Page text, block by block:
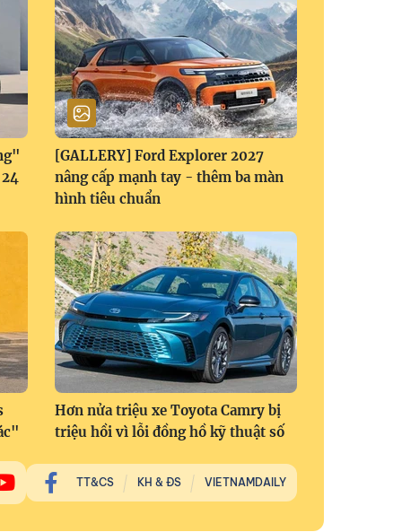
[GALLERY] Ford Explorer 2027
nâng cấp mạnh tay - thêm ba màn
hình tiêu chuẩn
Hơn nửa triệu xe Toyota Camry bị
triệu hồi vì lỗi đồng hồ kỹ thuật số
TT&CS KH & ĐS VIETNAMDAILY